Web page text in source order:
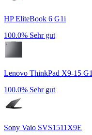
HP EliteBook 6 G1i
100.0% Sehr gut
Lenovo ThinkPad X9-15 G1
100.0% Sehr gut
Sony Vaio SVS1511X9E